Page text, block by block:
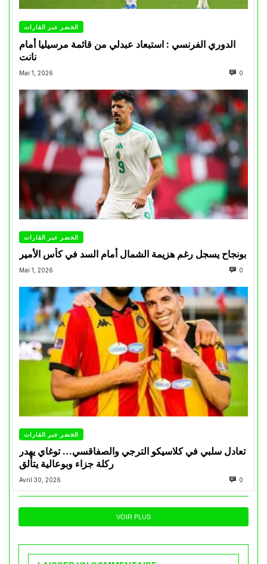
الخضر عبر القارات
الدوري الفرنسي : استبعاد عبدلي من قائمة مرسيليا أمام
نانت
Mai 1, 2026 0
الخضر عبر القارات
بونجاح يسجل رغم هزيمة الشمال أمام السد في كأس الأمير
Mai 1, 2026 0
الخضر عبر القارات
تعادل سلبي في كلاسيكو الترجي والصفاقسي… توغاي يهدر
ركلة جزاء وبوعالية يتألق
Avril 30, 2026 0
VOIR PLUS